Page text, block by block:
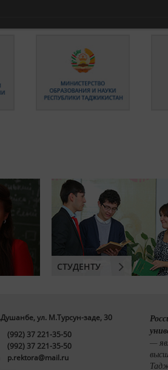
СТУДЕНТУ
ул. М.Турсун-заде, 30
(992) 37 221-35-50
(992) 37 221-35-50
p.rektora@mail.ru
—